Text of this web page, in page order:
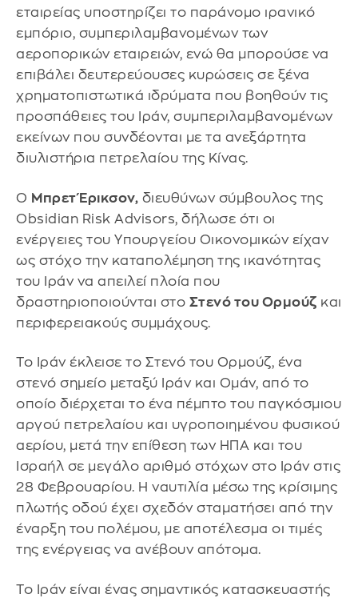
εταιρείας υποστηρίζει το παράνομο ιρανικό
εμπόριο, συμπεριλαμβανομένων των
αεροπορικών εταιρειών, ενώ θα μπορούσε να
επιβάλει δευτερεύουσες κυρώσεις σε ξένα
χρηματοπιστωτικά ιδρύματα που βοηθούν τις
προσπάθειες του Ιράν, συμπεριλαμβανομένων
εκείνων που συνδέονται με τα ανεξάρτητα
διυλιστήρια πετρελαίου της Κίνας.
Ο Μπρετ Έρικσον, διευθύνων σύμβουλος της
Obsidian Risk Advisors, δήλωσε ότι οι
ενέργειες του Υπουργείου Οικονομικών είχαν
ως στόχο την καταπολέμηση της ικανότητας
του Ιράν να απειλεί πλοία που
δραστηριοποιούνται στο Στενό του Ορμούζ και
περιφερειακούς συμμάχους.
Το Ιράν έκλεισε το Στενό του Ορμούζ, ένα
στενό σημείο μεταξύ Ιράν και Ομάν, από το
οποίο διέρχεται το ένα πέμπτο του παγκόσμιου
αργού πετρελαίου και υγροποιημένου φυσικού
αερίου, μετά την επίθεση των ΗΠΑ και του
Ισραήλ σε μεγάλο αριθμό στόχων στο Ιράν στις
28 Φεβρουαρίου. Η ναυτιλία μέσω της κρίσιμης
πλωτής οδού έχει σχεδόν σταματήσει από την
έναρξη του πολέμου, με αποτέλεσμα οι τιμές
της ενέργειας να ανέβουν απότομα.
Το Ιράν είναι ένας σημαντικός κατασκευαστής